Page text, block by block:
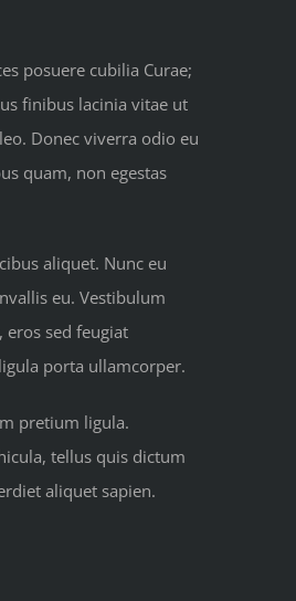
posuere cubilia Curae;
finibus lacinia vitae ut
Donec viverra odio eu
quam, non egestas
aliquet. Nunc eu
eu. Vestibulum
sed feugiat
porta ullamcorper.
pretium ligula.
tellus quis dictum
aliquet sapien.